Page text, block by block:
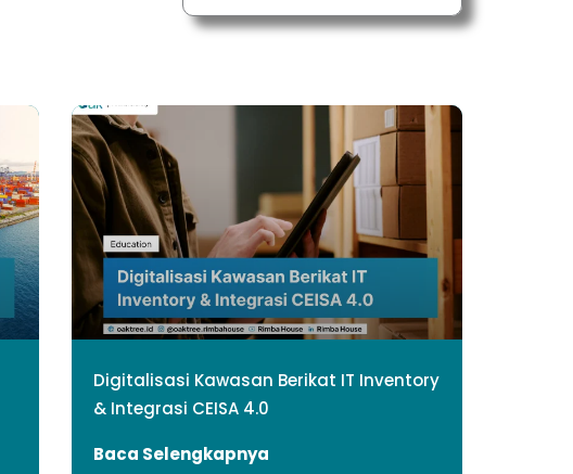
Digitalisasi Kawasan Berikat IT Inventory
& Integrasi CEISA 4.0
Baca Selengkapnya